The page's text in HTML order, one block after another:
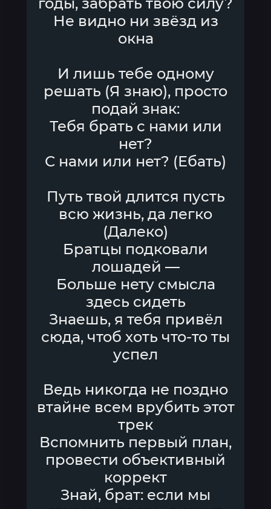
Не видно ни звёзд из
окна
И лишь тебе одному
решать (Я знаю), просто
подай знак:
Тебя брать с нами или
нет?
С нами или нет? (Ебать)
Путь твой длится пусть
всю жизнь, да легко
(Далеко)
Братцы подковали
лошадей —
Больше нету смысла
здесь сидеть
Знаешь, я тебя привёл
сюда, чтоб хоть что-то ты
успел
Ведь никогда не поздно
втайне всем врубить этот
трек
Вспомнить первый план,
провести объективный
коррект
Знай, брат: если мы